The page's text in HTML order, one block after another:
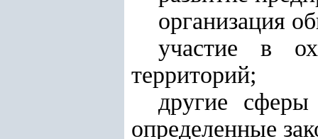
организация
участие в
территорий;
другие сферы
определенные